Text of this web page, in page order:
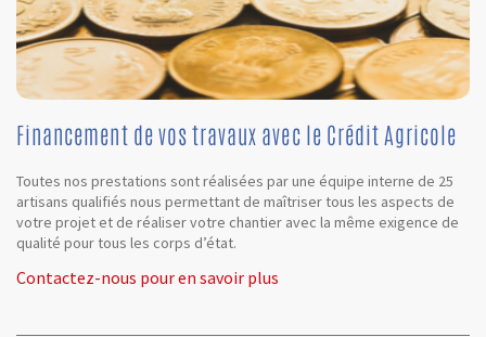
Financement de vos travaux avec le Crédit Agricole
Toutes nos prestations sont réalisées par une équipe interne de 25
artisans qualifiés nous permettant de maîtriser tous les aspects de
votre projet et de réaliser votre chantier avec la même exigence de
qualité pour tous les corps d’état.
Contactez-nous pour en savoir plus